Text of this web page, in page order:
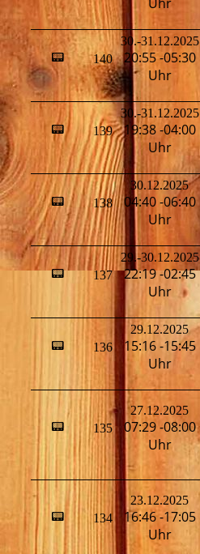
📟 140
30.-31.12.2025
20:55 -05:30
Uhr
📟 139
30.-31.12.2025
19:38 -04:00
Uhr
📟 138
30.12.2025
04:40 -06:40
Uhr
📟 137
29.-30.12.2025
22:19 -02:45
Uhr
📟 136
29.12.2025
15:16 -15:45
Uhr
📟 135
27.12.2025
07:29 -08:00
Uhr
📟 134
23.12.2025
16:46 -17:05
Uhr